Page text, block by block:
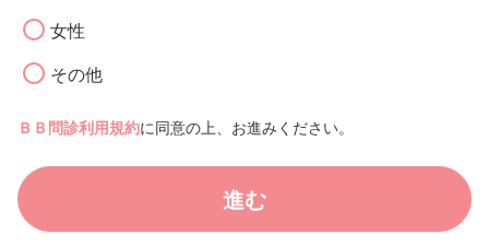
女性
その他
ＢＢ問診利用規約に同意の上、お進みください。
進む